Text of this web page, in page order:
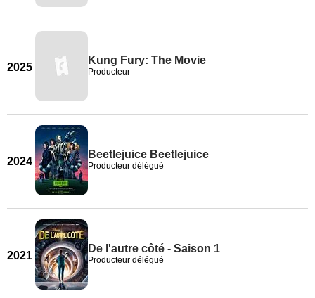
2025
Kung Fury: The Movie
Producteur
2024
Beetlejuice Beetlejuice
Producteur délégué
2021
De l'autre côté - Saison 1
Producteur délégué